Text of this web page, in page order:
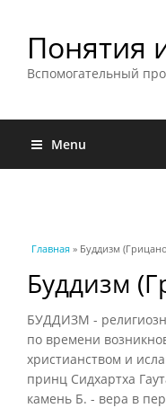
Понятия
Вспомогательный
Menu
Вы здесь
Главная » Буддизм
Буддизм
БУДДИЗМ -
по времени
христианством и
принц Сидхартха
камень Б. - вера в